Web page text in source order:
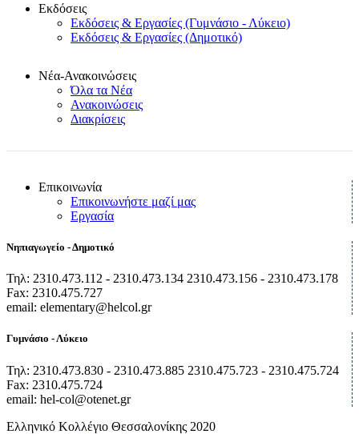
Εκδόσεις
Εκδόσεις & Εργασίες (Γυμνάσιο - Λύκειο)
Εκδόσεις & Εργασίες (Δημοτικό)
Νέα-Ανακοινώσεις
Όλα τα Νέα
Ανακοινώσεις
Διακρίσεις
Επικοινωνία
Επικοινωνήστε μαζί μας
Εργασία
Νηπιαγωγείο - Δημοτικό
Τηλ: 2310.473.112 - 2310.473.134 2310.473.156 - 2310.473.178
Fax: 2310.475.727
email: elementary@helcol.gr
Γυμνάσιο - Λύκειο
Τηλ: 2310.473.830 - 2310.473.885 2310.475.723 - 2310.475.724
Fax: 2310.475.724
email: hel-col@otenet.gr
Ελληνικό Κολλέγιο Θεσσαλονίκης 2020